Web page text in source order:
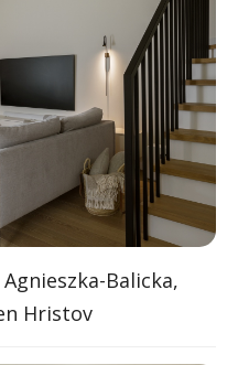
Balicka,
Hristov